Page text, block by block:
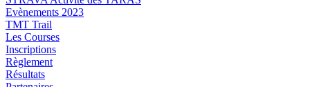
Evènements 2023
TMT Trail
Les Courses
Inscriptions
Règlement
Résultats